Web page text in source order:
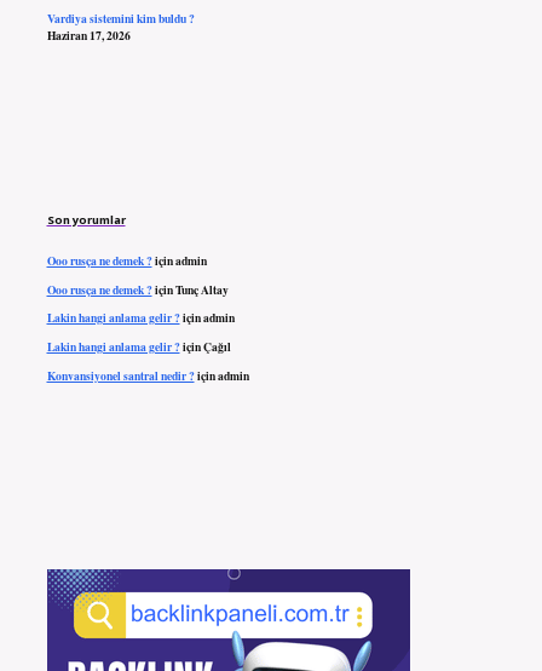
Vardiya sistemini kim buldu ?
Haziran 17, 2026
Son yorumlar
Ooo rusça ne demek ?içinadmin
Ooo rusça ne demek ?içinTunç Altay
Lakin hangi anlama gelir ?içinadmin
Lakin hangi anlama gelir ?içinÇağıl
Konvansiyonel santral nedir ?içinadmin